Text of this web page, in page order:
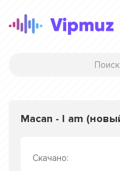
Macan - I am
Скачано: